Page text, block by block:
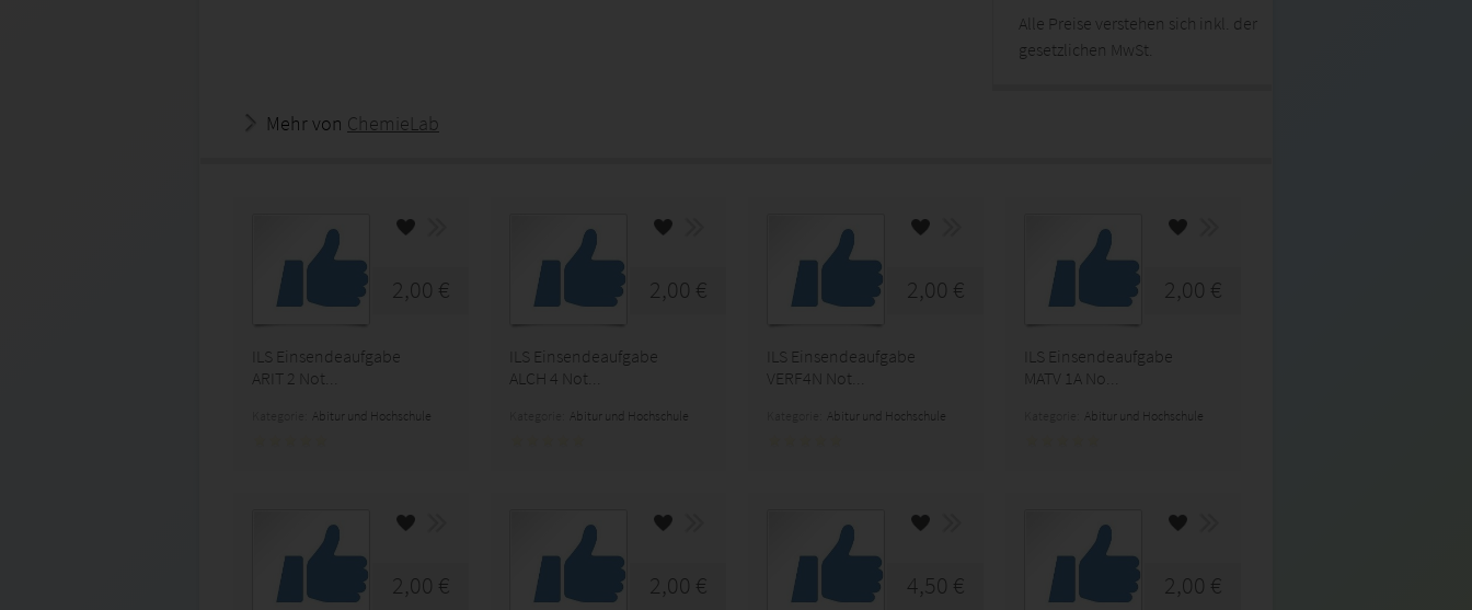
Alle Preise verstehen sich inkl. der
gesetzlichen MwSt.
Mehr von ChemieLab
2,00 €
ILS Einsendeaufgabe
ARIT 2 Not...
Abitur und Hochschule
2,00 €
ILS Einsendeaufgabe
ALCH 4 Not...
Abitur und Hochschule
2,00 €
ILS Einsendeaufgabe
VERF4N Not...
Abitur und Hochschule
2,00 €
ILS Einsendeaufgabe
MATV 1A No...
Abitur und Hochschule
2,00 € 2,00 € 4,50 € 2,00 €